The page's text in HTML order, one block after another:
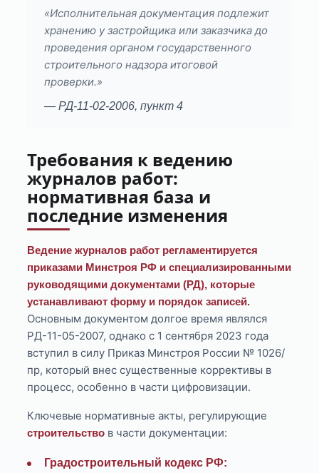
«Исполнительная документация подлежит
хранению у застройщика или заказчика до
проведения органом государственного
строительного надзора итоговой
проверки.»
— РД-11-02-2006, пункт 4
Требования к ведению
журналов работ:
нормативная база и
последние изменения
Ведение журналов работ регламентируется
приказами Минстроя РФ и специализированными
руководящими документами (РД), которые
устанавливают форму и порядок записей.
Основным документом долгое время являлся
РД-11-05-2007, однако с 1 сентября 2023 года
вступил в силу Приказ Минстроя России № 1026/
пр, который внес существенные коррективы в
процесс, особенно в части цифровизации.
Ключевые нормативные акты, регулирующие
строительство в части документации:
Градостроительный кодекс РФ: